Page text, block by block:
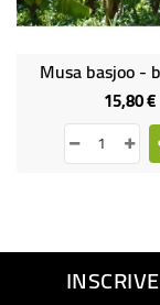
Musa basjoo -
15,80 €